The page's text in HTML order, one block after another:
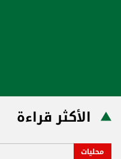
الأكثر قراءة
محليات